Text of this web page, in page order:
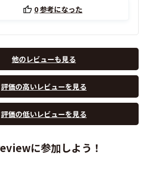
0参考になった
他のレビューも見る
評価の高いレビューを見る
評価の低いレビューを見る
に参加しよう！